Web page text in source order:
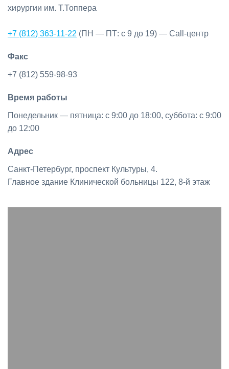
хирургии им. Т.Топпера
+7 (812) 363-11-22 (ПН — ПТ: с 9 до 19) — Call-центр
Факс
+7 (812) 559-98-93
Время работы
Понедельник — пятница: с 9:00 до 18:00, суббота: с 9:00
до 12:00
Адрес
Санкт-Петербург, проспект Культуры, 4.
Главное здание Клинической больницы 122, 8-й этаж